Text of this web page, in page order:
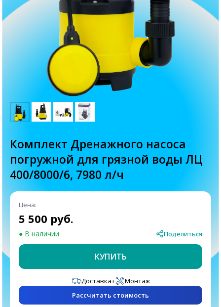
Комплект Дренажного насоса
погружной для грязной воды ЛЦ
400/8000/6, 7980 л/ч
Цена:
5 500 руб.
● В наличии Поделиться
КУПИТЬ
Доставка+
Монтаж
Рассчитать стоимость